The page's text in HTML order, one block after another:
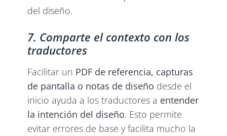
del diseño.
7. Comparte el contexto con los
traductores
Facilitar un PDF de referencia, capturas
de pantalla o notas de diseño desde el
inicio ayuda a los traductores a entender
la intención del diseño. Esto permite
evitar errores de base y facilita mucho la